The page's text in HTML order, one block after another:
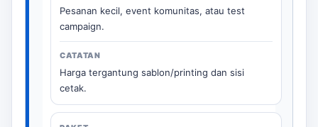
Pesanan kecil, event komunitas, atau test
campaign.
Harga tergantung sablon/printing dan sisi
cetak.